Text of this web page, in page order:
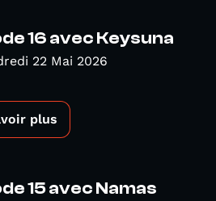
16 avec Keysuna
22 Mai 2026
plus
15 avec Namas